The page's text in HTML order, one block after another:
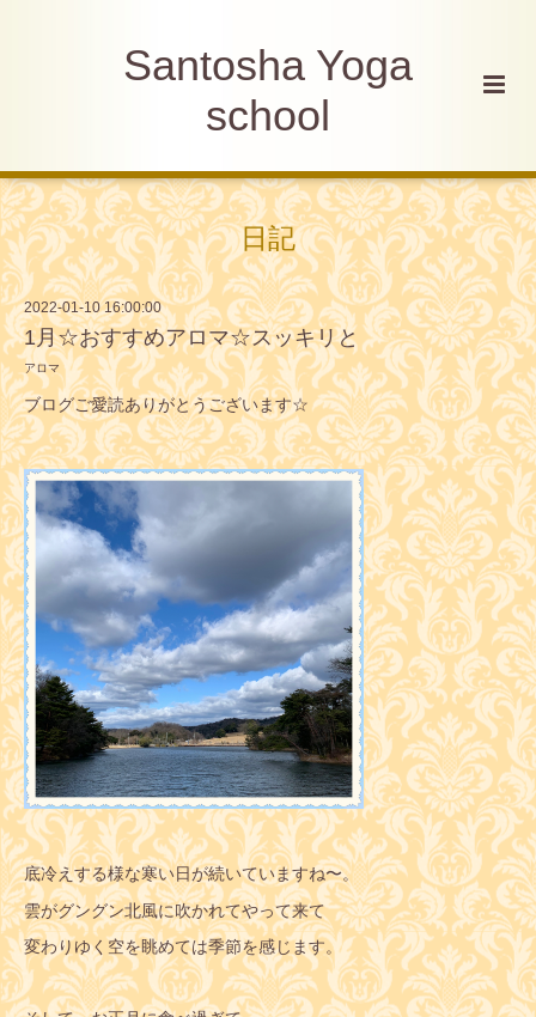
Santosha Yoga
school
日記
2022-01-10 16:00:00
1月☆おすすめアロマ☆スッキリと
アロマ
ブログご愛読ありがとうございます☆
底冷えする様な寒い日が続いていますね〜。
雲がグングン北風に吹かれてやって来て
変わりゆく空を眺めては季節を感じます。